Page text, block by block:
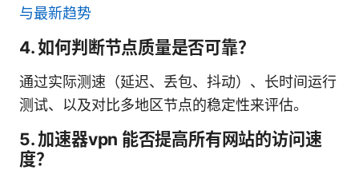
与最新趋势
4. 如何判断节点质量是否可靠？
通过实际测速（延迟、丢包、抖动）、长时间运行
测试、以及对比多地区节点的稳定性来评估。
5. 加速器vpn 能否提高所有网站的访问速
度？